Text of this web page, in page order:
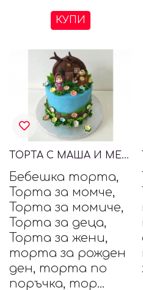
КУПИ
ТОРТА С МАША И МЕЧОКА
Бебешка торта,
Торта за момче,
Торта за момиче,
Торта за деца,
Торта за жени,
торта за рожден
ден, торта по
поръчка, тор...